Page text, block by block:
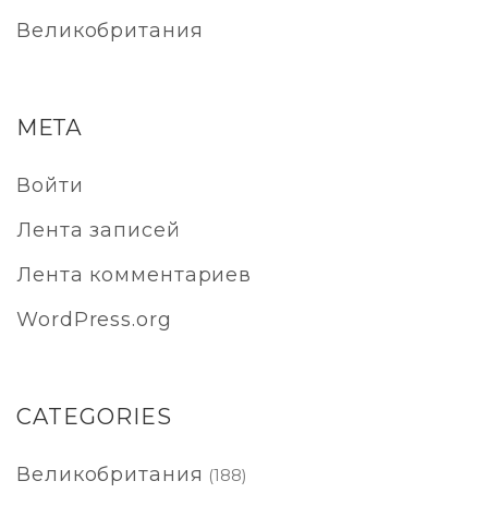
Великобритания
МЕТА
Войти
Лента записей
Лента комментариев
WordPress.org
CATEGORIES
Великобритания (188)